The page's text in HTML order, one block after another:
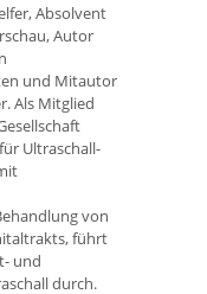
Absolvent
Autor
und Mitautor
Als Mitglied
Ultraschall-
von
führt
und
durch.